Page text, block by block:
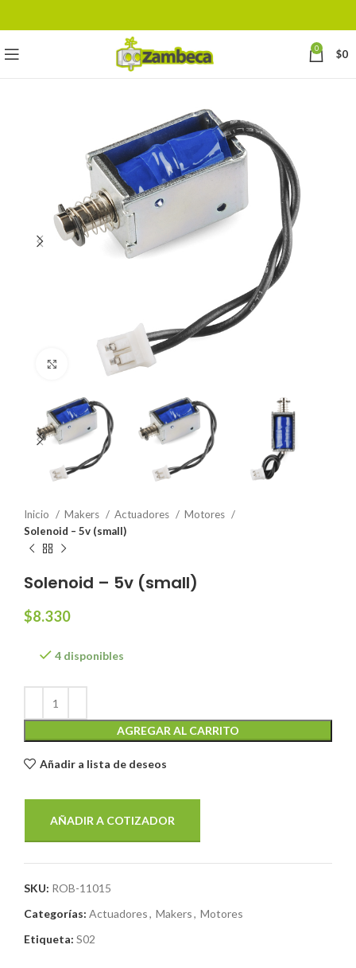
0 $0
Click to enlarge
Inicio Makers Actuadores
Motores
Solenoid – 5v (small)
Solenoid – 5v (small)
$8.330
4 disponibles
AGREGAR AL CARRITO
Añadir a lista de deseos
AÑADIR A COTIZADOR
SKU: ROB-11015
Categorías: Actuadores, Makers, Motores
Etiqueta: S02